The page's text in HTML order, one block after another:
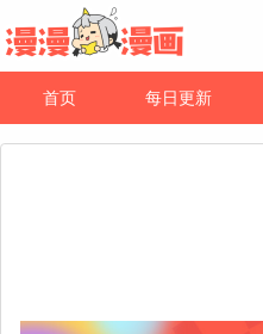
首页 每日更新